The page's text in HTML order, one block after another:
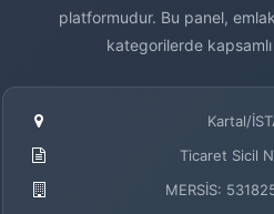
platformudur. Bu panel,
kategorilerde
Kartal/
Ticaret Sicil
MERSİS: